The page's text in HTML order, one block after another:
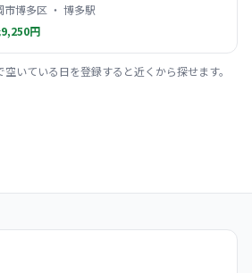
博多区 ・ 博多駅
円
いている日を登録すると近くから探せます。